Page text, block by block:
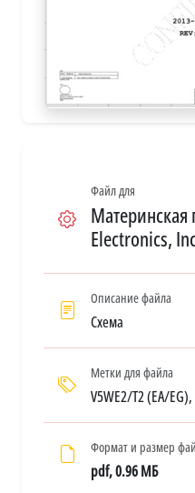
Файл для
Материнская
Electronics,
Описание файла
Схема
Метки для файла
V5WE2/T2 (EA/
Формат и размер
pdf, 0.96 МБ